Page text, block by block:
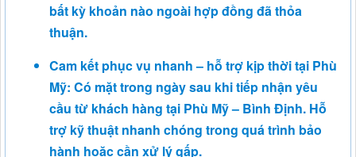
bất kỳ khoản nào ngoài hợp đồng đã thỏa
thuận.
Cam kết phục vụ nhanh – hỗ trợ kịp thời tại Phù
Mỹ: Có mặt trong ngày sau khi tiếp nhận yêu
cầu từ khách hàng tại Phù Mỹ – Bình Định. Hỗ
trợ kỹ thuật nhanh chóng trong quá trình bảo
hành hoặc cần xử lý gấp.